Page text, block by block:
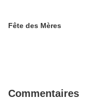
Fête des Mères
Commentaires